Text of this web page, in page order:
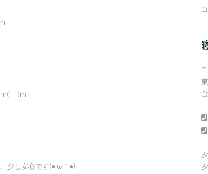
_)m
少し安心です(●´ω｀●)